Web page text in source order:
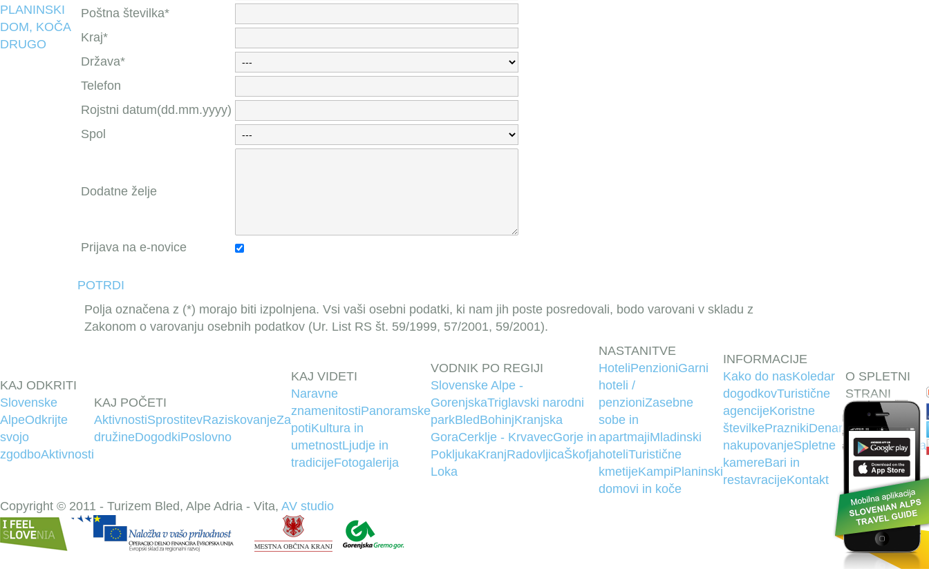
PLANINSKI
DOM, KOČA
DRUGO
Poštna številka*
Kraj*
Država*
Telefon
Rojstni datum(dd.mm.yyyy)
Spol
Dodatne želje
Prijava na e-novice
POTRDI
Polja označena z (*) morajo biti izpolnjena. Vsi vaši osebni podatki, ki nam jih poste posredovali, bodo varovani v skladu z
Zakonom o varovanju osebnih podatkov (Ur. List RS št. 59/1999, 57/2001, 59/2001).
KAJ ODKRITI
Slovenske
AlpeOdkrijte
svojo
zgodboAktivnosti
KAJ POČETI
AktivnostiSprostitevRaziskovanjeZa
družineDogodkiPoslovno
KAJ VIDETI
Naravne
znamenitostiPanoramske
potiKultura in
umetnostLjudje in
tradicijeFotogalerija
VODNIK PO REGIJI
Slovenske Alpe -
GorenjskaTriglavski narodni
parkBledBohinjKranjska
GoraCerklje - KrvavecGorje in
PokljukaKranjRadovljicaŠkofja
Loka
NASTANITVE
HoteliPenzioniGarni
hoteli /
penzioniZasebne
sobe in
apartmajiMladinski
hoteliTuristične
kmetijeKampiPlaninski
domovi in koče
INFORMACIJE
Kako do nasKoledar
dogodkovTuristične
agencijeKoristne
številkePraznikiDenar,
nakupovanjeSpletne
kamereBari in
restavracijeKontakt
O SPLETNI
STRANI
Izdelava
spletnih
straniStruktura
strani
Copyright © 2011 - Turizem Bled, Alpe Adria - Vita, AV studio